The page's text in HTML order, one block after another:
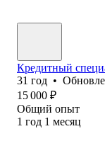
Кредитный
31 год •
15 000 ₽
Общий опыт
1 год 1 месяц